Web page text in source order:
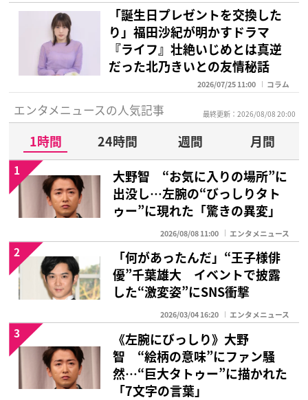
「誕生日プレゼントを交換した
り」福田沙紀が明かすドラマ
『ライフ』壮絶いじめとは真逆
だった北乃きいとの友情秘話
2026/07/25 11:00 コラム
エンタメニュースの人気記事 最終更新：2026/08/08 20:00
1時間 24時間 週間
月間
大野智 “お気に入りの場所”に
出没し…左腕の“びっしりタト
ゥー”に現れた「驚きの異変」
2026/08/08 11:00 エンタメニュース
1
「何があったんだ」“王子様俳
優”千葉雄大 イベントで披露
した“激変姿”にSNS衝撃
2026/03/04 16:20 エンタメニュース
2
《左腕にびっしり》大野
智 “絵柄の意味”にファン騒
然…“巨大タトゥー”に描かれた
「7文字の言葉」
3